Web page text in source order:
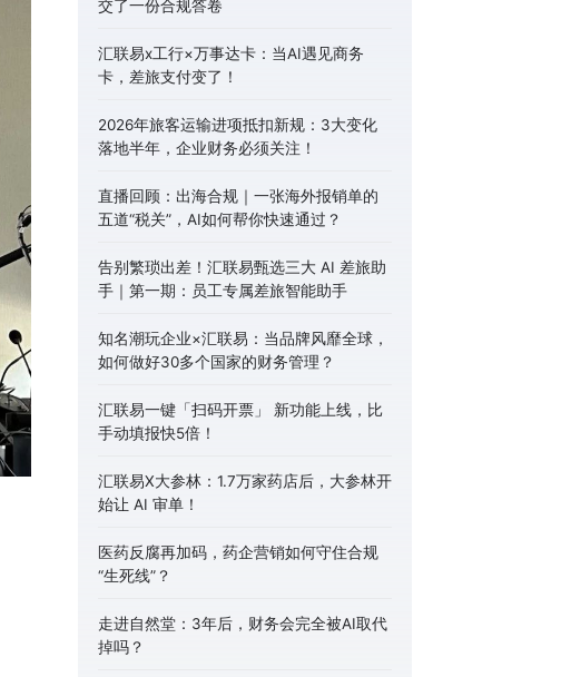
交了一份合规答卷
汇联易x工行×万事达卡：当AI遇见商务
卡，差旅支付变了！
2026年旅客运输进项抵扣新规：3大变化
落地半年，企业财务必须关注！
直播回顾：出海合规｜一张海外报销单的
五道“税关”，AI如何帮你快速通过？
告别繁琐出差！汇联易甄选三大 AI 差旅助
手｜第一期：员工专属差旅智能助手
知名潮玩企业×汇联易：当品牌风靡全球，
如何做好30多个国家的财务管理？
汇联易一键「扫码开票」 新功能上线，比
手动填报快5倍！
汇联易X大参林：1.7万家药店后，大参林开
始让 AI 审单！
医药反腐再加码，药企营销如何守住合规
“生死线”？
走进自然堂：3年后，财务会完全被AI取代
掉吗？